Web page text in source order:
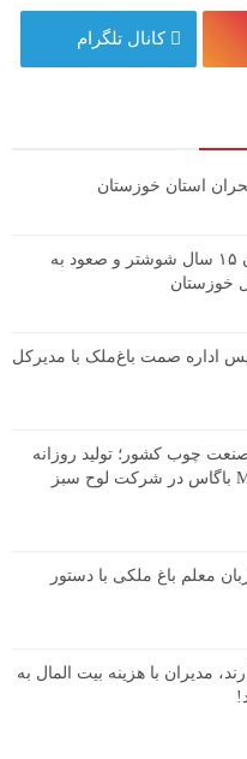
کانال تلگرام
استان خوزستان
قهرمانی آبی پوشان ۱۵ سال شوشتر و صعود به
خوزستان
اداره صمت باغ‌ملک با مدیرکل
چوب کشور؛ تولید روزانه
۴۸۶ مترمکعب MDF باگاس در شرکت لوح سبز
معلم باغ ملکی با دستور
مدیران با هزینه بیت المال به